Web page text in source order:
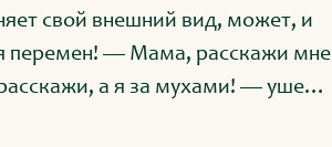
свой внешний вид, может, и
перемен! — Мама, расскажи мне
а я за мухами! — ушел